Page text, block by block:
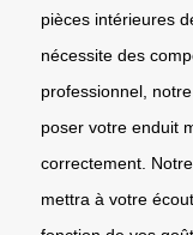
pièces intérieures
nécessite des
professionnel,
poser votre enduit
correctement.
mettra à votre